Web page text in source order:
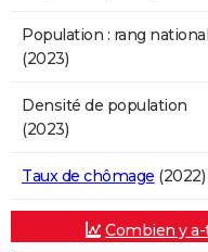
Population : rang national
(2023)
Densité de population
(2023)
Taux de chômage (2022)
Combien y